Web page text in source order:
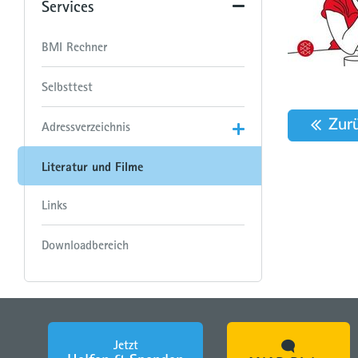
Services
BMI Rechner
Selbsttest
Adressverzeichnis
Literatur und Filme
Links
Downloadbereich
Jetzt